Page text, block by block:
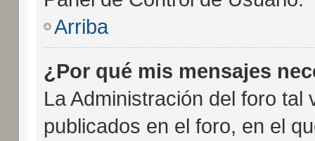
Arriba
¿Por qué mis mensajes
La Administración del foro
publicados en el foro, en el